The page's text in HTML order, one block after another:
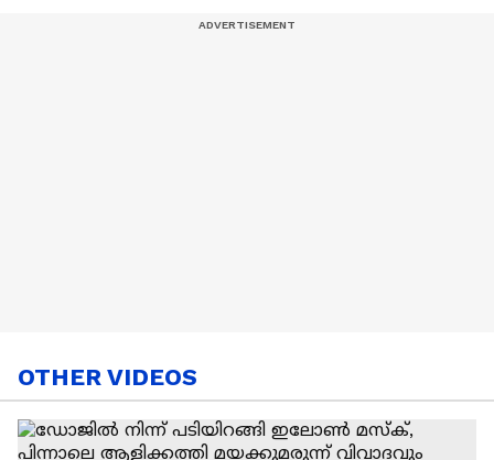
OTHER VIDEOS